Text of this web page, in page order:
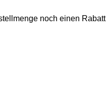
noch einen